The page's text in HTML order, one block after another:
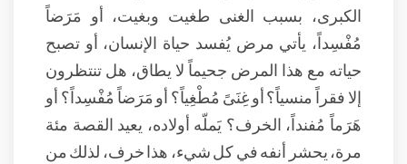
الكبرى، بسبب الغنى طغيت وبغيت، أو مَرَضاً
مُفْسِداً، يأتي مرض يُفسد حياة الإنسان، أو تصبح
حياته مع هذا المرض جحيماً لا يطاق، هل تنتظرون
إلا فقراً منسياً؟ أو غِنَىً مُطْغِياً؟ أو مَرَضاً مُفْسِداً؟ أو
هَرَماً مُفنداً، الخرف؟ يَملّه أولاده، يعيد القصة مئة
مرة، يحشر أنفه في كل شيء، هذا خرف، لذلك من